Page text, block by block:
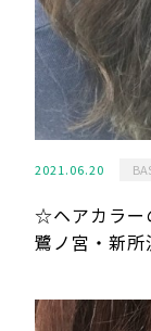
2021.06.20
☆ヘアカラー
鷺ノ宮・新所